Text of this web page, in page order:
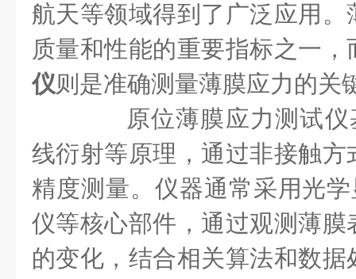
航天等领域得到了广泛应用
质量和性能的重要指标之一，
仪则是准确测量薄膜应力的关
原位薄膜应力测试仪
线衍射等原理，通过非接触
精度测量。仪器通常采用光
仪等核心部件，通过观测薄
的变化，结合相关算法和数